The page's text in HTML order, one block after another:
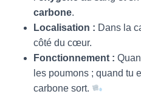
carbone.
Localisation : Dans la
côté du cœur.
Fonctionnement :
les poumons ; quand tu
carbone sort.